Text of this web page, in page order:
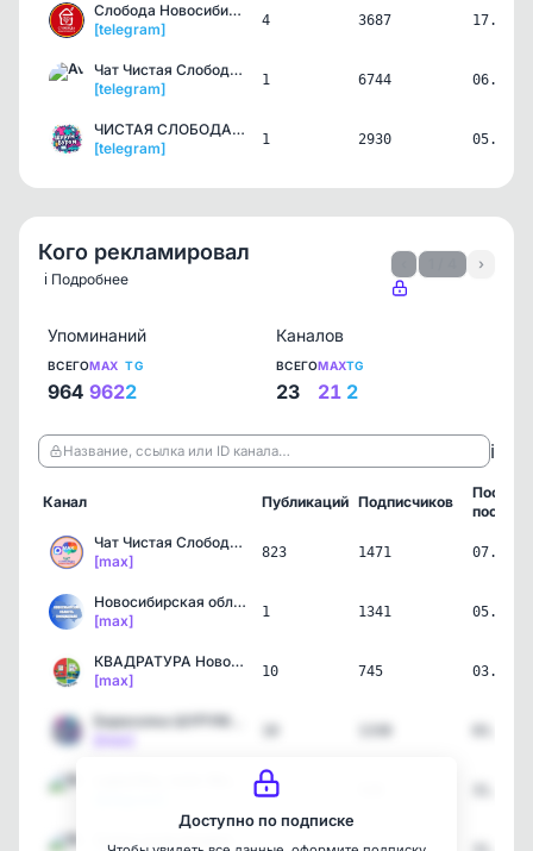
Слобода Новосибирск
[telegram]
4 3687
Чат Чистая Слобода - Нов…
[telegram]
1 6744
ЧИСТАЯ СЛОБОДА БАРАХОЛКА…
[telegram]
1 2930
Кого рекламировал
ℹ️ Подробнее
›
Упоминаний
ВСЕГО
964
MAX
962
TG
2
Каналов
ВСЕГО
23
MAX
21
TG
2
Название, ссылка или ID канала… ℹ️
Канал Публикаций Подписчиков
пост
Чат Чистая Слобода - Нов…
[max]
823 1471
Новосибирская область. О…
[max]
1 1341
КВАДРАТУРА Новосибирск
[max]
10 745
1
Доступно по подписке